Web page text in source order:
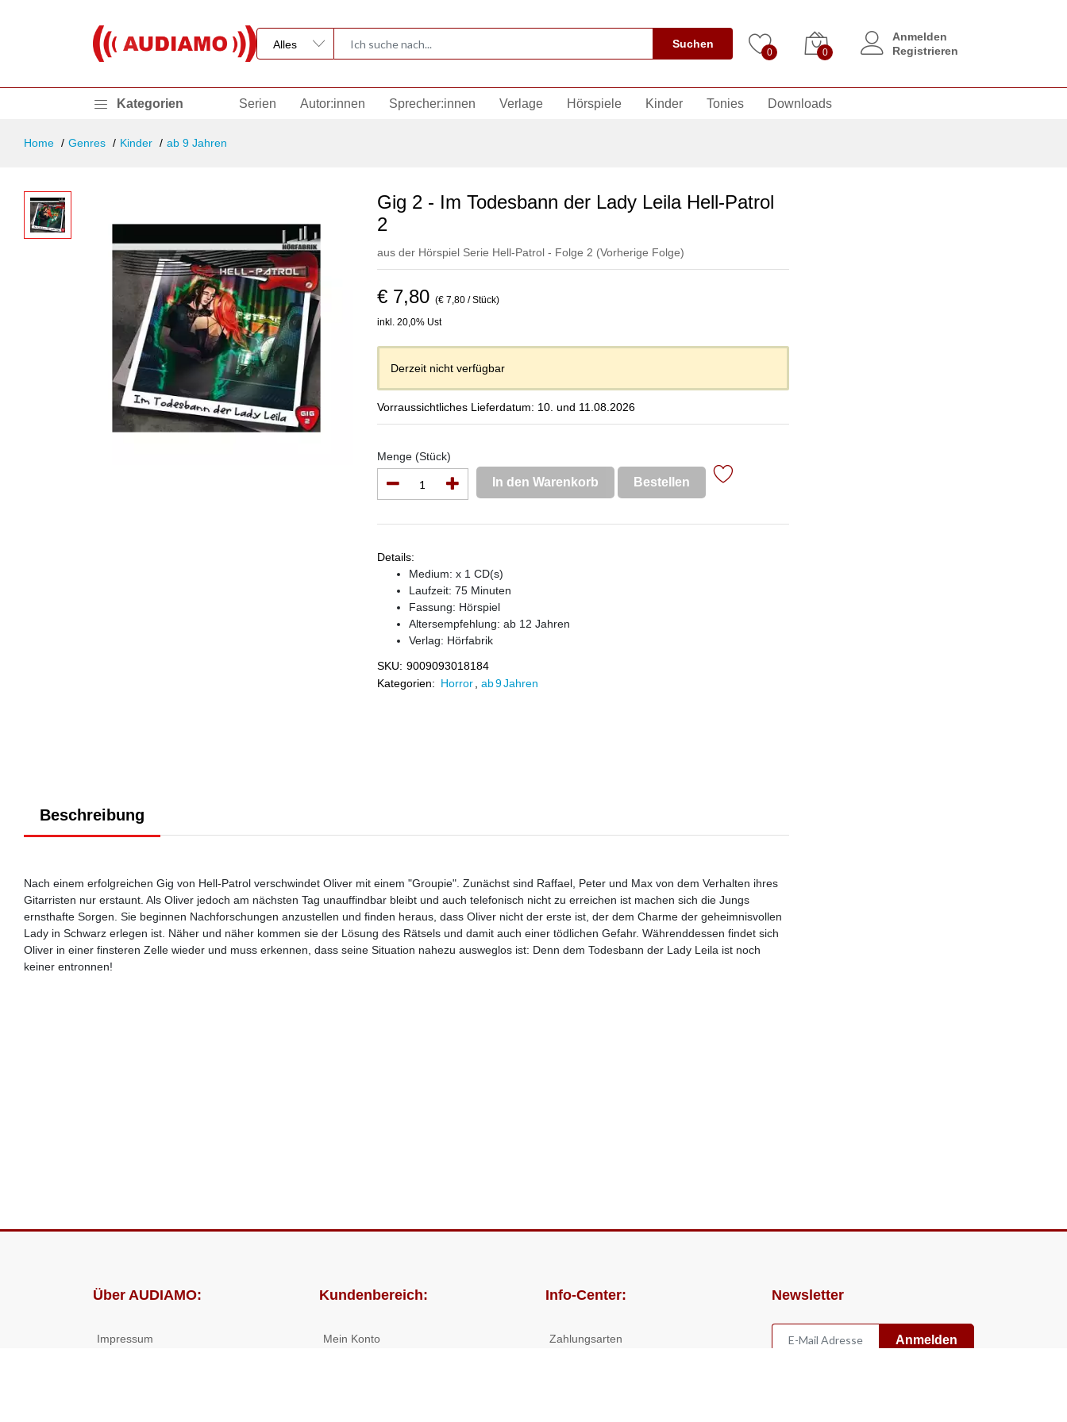
Suchen
0 0
Anmelden
Registrieren
Kategorien Serien Autor:innen Sprecher:innen Verlage Hörspiele Kinder Tonies Downloads
Home Genres Kinder ab 9 Jahren
Gig 2 - Im Todesbann der Lady Leila Hell-Patrol
2
aus der Hörspiel Serie Hell-Patrol - Folge 2 (Vorherige Folge)
€ 7,80 (€ 7,80 / Stück)
inkl. 20,0% Ust
Derzeit nicht verfügbar
Vorraussichtliches Lieferdatum: 10. und 11.08.2026
Menge (Stück)
In den Warenkorb Bestellen
Details:
Medium: x 1 CD(s)
Laufzeit: 75 Minuten
Fassung: Hörspiel
Altersempfehlung: ab 12 Jahren
Verlag: Hörfabrik
SKU: 9009093018184
Kategorien: Horror ab 9 Jahren
Beschreibung
Nach einem erfolgreichen Gig von Hell-Patrol verschwindet Oliver mit einem "Groupie". Zunächst sind Raffael, Peter und Max von dem Verhalten ihres
Gitarristen nur erstaunt. Als Oliver jedoch am nächsten Tag unauffindbar bleibt und auch telefonisch nicht zu erreichen ist machen sich die Jungs
ernsthafte Sorgen. Sie beginnen Nachforschungen anzustellen und finden heraus, dass Oliver nicht der erste ist, der dem Charme der geheimnisvollen
Lady in Schwarz erlegen ist. Näher und näher kommen sie der Lösung des Rätsels und damit auch einer tödlichen Gefahr. Währenddessen findet sich
Oliver in einer finsteren Zelle wieder und muss erkennen, dass seine Situation nahezu ausweglos ist: Denn dem Todesbann der Lady Leila ist noch
keiner entronnen!
Über AUDIAMO:
Impressum
Kundenbereich:
Mein Konto
Info-Center:
Zahlungsarten
Newsletter
Anmelden